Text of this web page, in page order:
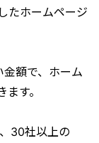
たホームページ
額で、ホーム
す。
30社以上の